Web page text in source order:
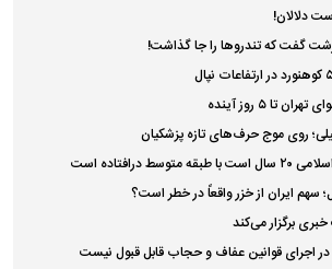
دلالان!
گفت که تندروها را جا گذاشت!
تا ۵ روز آینده
روی موج حرف‌های تازه پزشکیان
درافتاده است
سهم ایران از خزر واقعاً در خطر است؟
برگزار می‌کند
در اجرای قوانین عفاف و حجاب قابل قبول نیست